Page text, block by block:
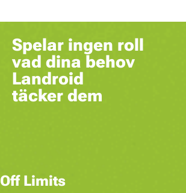
Spelar ingen roll
vad dina behov
Landroid
täcker dem
Off Limits